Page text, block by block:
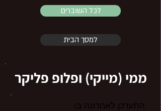
לכל השוברים
למסך הבית
ממי (מייקי) ופלופ פליקר
התעדכן לאחרונה ב: